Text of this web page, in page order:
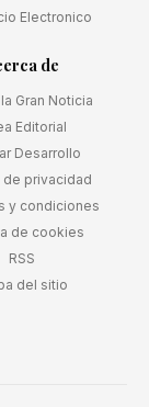
Electronico
de
Gran Noticia
Editorial
Desarrollo
de privacidad
y condiciones
de cookies
RSS
del sitio